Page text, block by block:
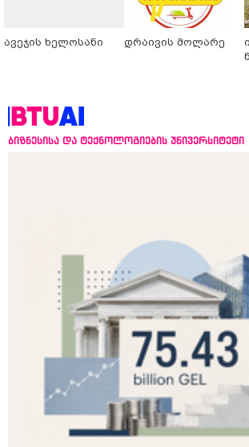
ავეჯის ხელოსანი დრაივის მოლარე
ბიზნესისა და ტექნოლოგიების უნივერსიტეტი